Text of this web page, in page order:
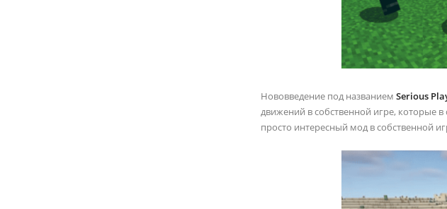
Нововведение под названием Serious
движений в собственной игре, которые
просто интересный мод в собственной